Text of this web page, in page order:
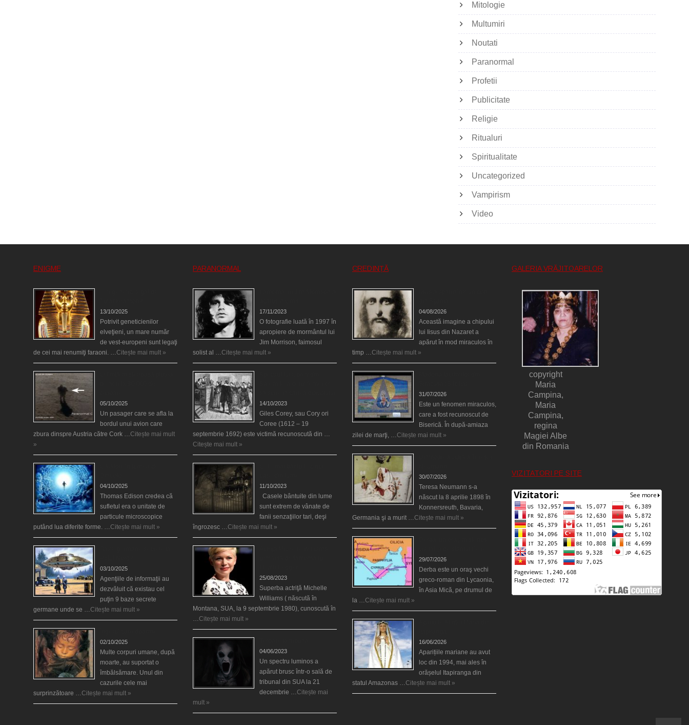
Mitologie
Multumiri
Noutati
Paranormal
Profetii
Publicitate
Religie
Ritualuri
Spiritualitate
Uncategorized
Vampirism
Video
ENIGME
13/10/2025
Potrivit geneticienilor
elveţieni, un mare număr
de vest-europeni sunt legaţi
de cei mai renumiţi faraoni. …Citește mai mult »
05/10/2025
Un pasager care se afla la
bordul unui avion care
zbura dinspre Austria către Cork …Citește mai mult
»
04/10/2025
Thomas Edison credea că
sufletul era o unitate de
particule microscopice
putând lua diferite forme. …Citește mai mult »
03/10/2025
Agenţiile de informaţii au
dezvăluit că existau cel
puţin 9 baze secrete
germane unde se …Citește mai mult »
02/10/2025
Multe corpuri umane, după
moarte, au suportat o
îmbălsămare. Unul din
cazurile cele mai
surprinzătoare …Citește mai mult »
PARANORMAL
17/11/2023
O fotografie luată în 1997 în
apropiere de mormântul lui
Jim Morrison, faimosul
solist al …Citește mai mult »
14/10/2023
Giles Corey, sau Cory ori
Coree (1612 – 19
septembrie 1692) este victimă recunoscută din …
Citește mai mult »
11/10/2023
Casele bântuite din lume
sunt extrem de vânate de
fanii senzaţiilor tari, deşi
îngrozesc …Citește mai mult »
25/08/2023
Superba actriţă Michelle
Williams ( născută în
Montana, SUA, la 9 septembrie 1980), cunoscută în
…Citește mai mult »
04/06/2023
Un spectru luminos a
apărut brusc într-o sală de
tribunal din SUA la 21
decembrie …Citește mai
mult »
CREDINȚĂ
04/08/2026
Această imagine a chipului
lui Iisus din Nazaret a
apărut în mod miraculos în
timp …Citește mai mult »
31/07/2026
Este un fenomen miraculos,
care a fost recunoscut de
Biserică. În după-amiaza
zilei de marţi, …Citește mai mult »
30/07/2026
Teresa Neumann s-a
născut la 8 aprilie 1898 în
Konnersreuth, Bavaria,
Germania şi a murit …Citește mai mult »
29/07/2026
Derba este un oraş vechi
greco-roman din Lycaonia,
în Asia Mică, pe drumul de
la …Citește mai mult »
16/06/2026
Aparițiile mariane au avut
loc din 1994, mai ales în
orășelul Itapiranga din
statul Amazonas …Citește mai mult »
GALERIA VRĂJITOARELOR
copyright
Maria
Campina,
Maria
Campina,
regina
Magiei Albe
din Romania
VIZITATORI PE SITE